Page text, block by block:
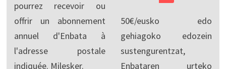
pourrez recevoir ou
offrir un abonnement
annuel d'Enbata à
l'adresse postale
indiquée. Milesker.
50€/eusko edo
gehiagoko edozein
sustengurentzat,
Enbataren urteko